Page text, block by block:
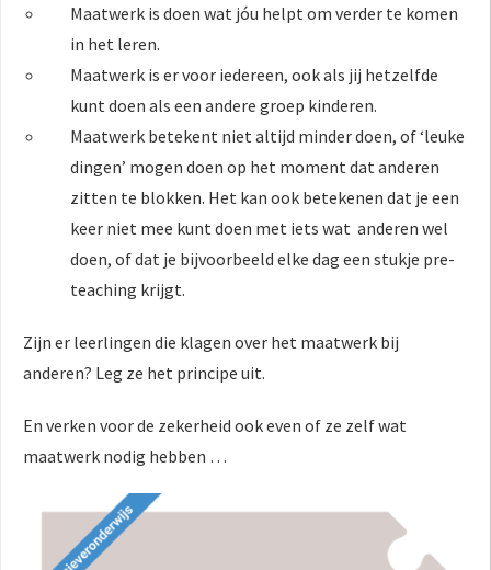
Maatwerk is doen wat jóu helpt om verder te komen
in het leren.
Maatwerk is er voor iedereen, ook als jij hetzelfde
kunt doen als een andere groep kinderen.
Maatwerk betekent niet altijd minder doen, of ‘leuke
dingen’ mogen doen op het moment dat anderen
zitten te blokken. Het kan ook betekenen dat je een
keer niet mee kunt doen met iets wat anderen wel
doen, of dat je bijvoorbeeld elke dag een stukje pre-
teaching krijgt.
Zijn er leerlingen die klagen over het maatwerk bij
anderen? Leg ze het principe uit.
En verken voor de zekerheid ook even of ze zelf wat
maatwerk nodig hebben …